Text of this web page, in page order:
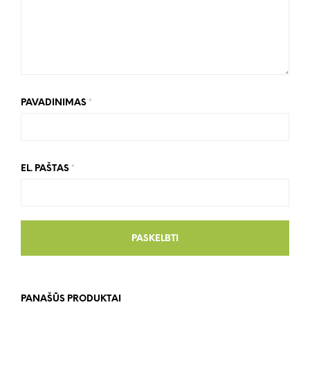
PAVADINIMAS *
EL. PAŠTAS *
PANAŠŪS PRODUKTAI